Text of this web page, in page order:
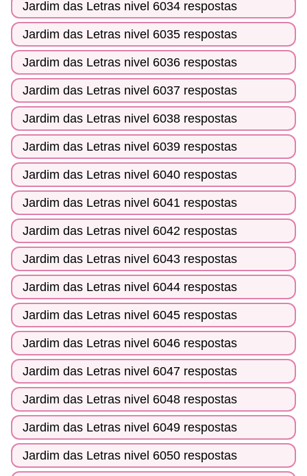
Jardim das Letras nivel 6034 respostas
Jardim das Letras nivel 6035 respostas
Jardim das Letras nivel 6036 respostas
Jardim das Letras nivel 6037 respostas
Jardim das Letras nivel 6038 respostas
Jardim das Letras nivel 6039 respostas
Jardim das Letras nivel 6040 respostas
Jardim das Letras nivel 6041 respostas
Jardim das Letras nivel 6042 respostas
Jardim das Letras nivel 6043 respostas
Jardim das Letras nivel 6044 respostas
Jardim das Letras nivel 6045 respostas
Jardim das Letras nivel 6046 respostas
Jardim das Letras nivel 6047 respostas
Jardim das Letras nivel 6048 respostas
Jardim das Letras nivel 6049 respostas
Jardim das Letras nivel 6050 respostas